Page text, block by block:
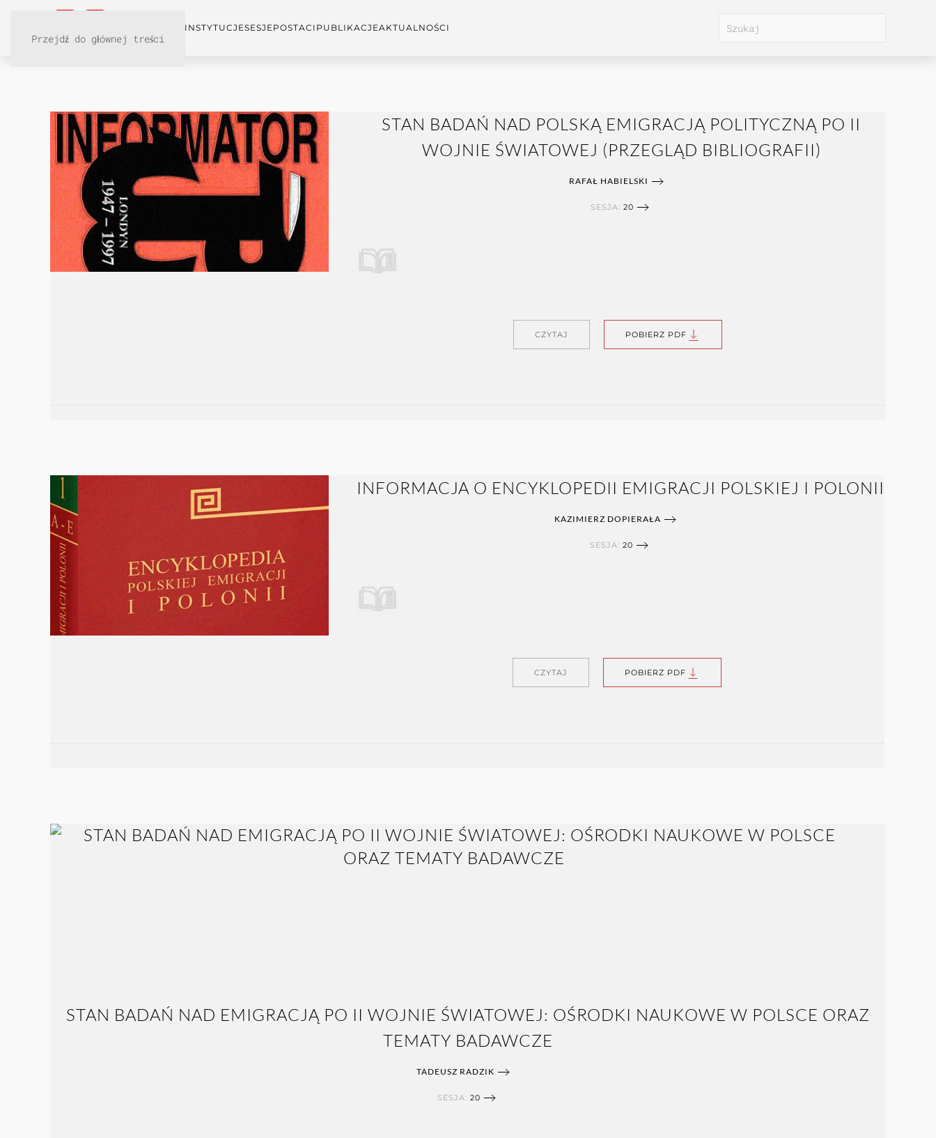
Przejdź do głównej treści
INSTYTUCJESESJEPOSTACI PUBLIKACJEAKTUALNOŚCI
STAN BADAŃ NAD POLSKĄ EMIGRACJĄ POLITYCZNĄ PO II
WOJNIE ŚWIATOWEJ (PRZEGLĄD BIBLIOGRAFII)
RAFAŁ HABIELSKI
SESJA: 20
CZYTAJ POBIERZ PDF
INFORMACJA O ENCYKLOPEDII EMIGRACJI POLSKIEJ I POLONII
KAZIMIERZ DOPIERAŁA
SESJA: 20
CZYTAJ POBIERZ PDF
STAN BADAŃ NAD EMIGRACJĄ PO II WOJNIE ŚWIATOWEJ: OŚRODKI NAUKOWE W POLSCE ORAZ
TEMATY BADAWCZE
TADEUSZ RADZIK
SESJA: 20